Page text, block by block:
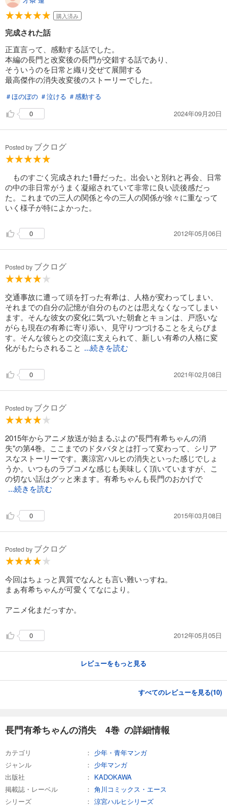
購入済み
完成された話
正直言って、感動する話でした。
本編の長門と改変後の長門が交錯する話であり、
そういうのを日常と織り交ぜて展開する
最高傑作の消失改変後のストーリーでした。
＃ほのぼの ＃泣ける ＃感動する
0
2024年09月20日
Posted by ブクログ
ものすごく完成された1冊だった。出会いと別れと再会、日常
の中の非日常がうまく凝縮されていて非常に良い読後感だっ
た。これまでの三人の関係と今の三人の関係が徐々に重なって
いく様子が特によかった。
0 2012年05月06日
Posted by ブクログ
交通事故に遭って頭を打った有希は、人格が変わってしまい、
それまでの自分の記憶が自分のものとは思えなくなってしまい
ます。そんな彼女の変化に気づいた朝倉とキョンは、戸惑いな
がらも現在の有希に寄り添い、見守りつづけることをえらびま
す。そんな彼らとの交流に支えられて、新しい有希の人格に変
化がもたらされること
...続きを読む
0 2021年02月08日
Posted by ブクログ
2015年からアニメ放送が始まるぷよの"長門有希ちゃんの消
失"の第4巻。ここまでのドタバタとは打って変わって、シリア
スなストーリーです。裏涼宮ハルヒの消失といった感じでしょ
うか。いつものラブコメな感じも美味しく頂いていますが、こ
の切ない話はグッと来ます。有希ちゃんも長門のおかげで
...続きを読む
0 2015年03月08日
Posted by ブクログ
今回はちょっと異質でなんとも言い難いっすね。
まぁ有希ちゃんが可愛くてなにより。
アニメ化まだっすか。
0 2012年05月05日
レビューをもっと見る
すべてのレビューを見る(10)
長門有希ちゃんの消失 4巻 の詳細情報
カテゴリ
少年・青年マンガ
ジャンル
少年マンガ
出版社
KADOKAWA
掲載誌・レーベル
角川コミックス・エース
シリーズ
涼宮ハルヒシリーズ